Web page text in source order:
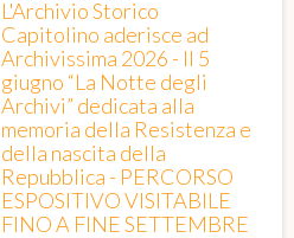
L'Archivio Storico
Capitolino aderisce ad
Archivissima 2026 - Il 5
giugno “La Notte degli
Archivi” dedicata alla
memoria della Resistenza e
della nascita della
Repubblica - PERCORSO
ESPOSITIVO VISITABILE
FINO A FINE SETTEMBRE